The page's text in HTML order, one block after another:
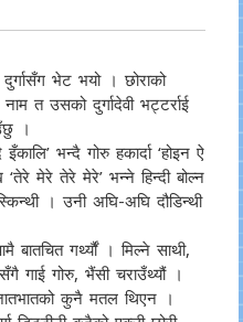
भेट भयो । छोराको
त उसको दुर्गादेवी भट्टर्राई
।
भन्दै गोरु हकार्दा ‘होइन ऐ
‘तेरे मेरे तेरे मेरे’ भन्ने हिन्दी बोल्न
। उनी अघि-अघि दौडिन्थी
बातचित गर्थ्यौं । मिल्ने साथी,
गाई गोरु, भैंसी चराउँथ्यौं ।
कुनै मतल थिएन ।